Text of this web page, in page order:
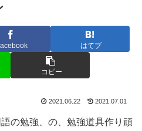
はてブ
コピー
2021.06.22 2021.07.01
の勉強、の、勉強道具作り頑